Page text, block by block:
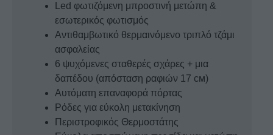
Led φωτιζόμενη μπροστινή μετώπη &
εσωτερικός φωτισμός
Αντιθαμβωτικό θερμαινόμενο τριπλό τζάμι
ασφαλείας
6 ψυχόμενες σταθερές σχάρες + μια
δαπέδου (απόσταση ραφιών 17 см)
Αυτόματη επαναφορά πόρτας
Ρόδες για εύκολη μετακίνηση
Περιστροφικός Θερμοστάτης